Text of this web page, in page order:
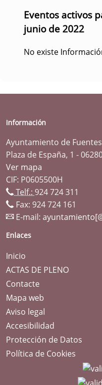
Eventos activos
junio de 2022
No existe
Información
Ayuntamiento de
Plaza de España, 1 -
Ver mapa
CIF: P0605500H
Telf.: 924 724 311
Fax: 924 724 161
E-mail:
Enlaces
Inicio
ACTAS DE PLENO
Contacte
Mapa web
Aviso legal
Accesibilidad
Protección de Datos
Política de Cookies